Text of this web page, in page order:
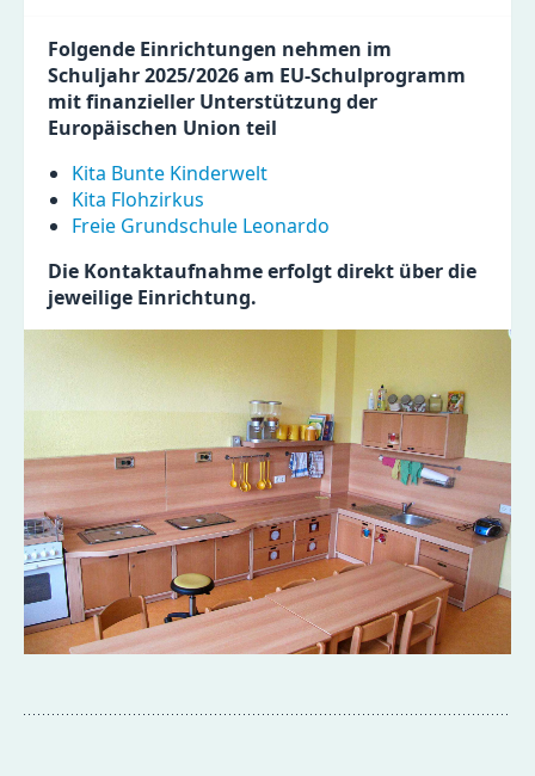
Folgende Einrichtungen nehmen im
Schuljahr 2025/2026 am EU-Schulprogramm
mit finanzieller Unterstützung der
Europäischen Union teil
Kita Bunte Kinderwelt
Kita Flohzirkus
Freie Grundschule Leonardo
Die Kontaktaufnahme erfolgt direkt über die
jeweilige Einrichtung.